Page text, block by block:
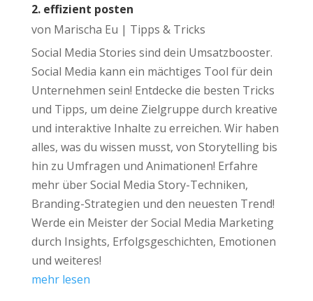
2. effizient posten
von Marischa Eu | Tipps & Tricks
Social Media Stories sind dein Umsatzbooster.
Social Media kann ein mächtiges Tool für dein
Unternehmen sein! Entdecke die besten Tricks
und Tipps, um deine Zielgruppe durch kreative
und interaktive Inhalte zu erreichen. Wir haben
alles, was du wissen musst, von Storytelling bis
hin zu Umfragen und Animationen! Erfahre
mehr über Social Media Story-Techniken,
Branding-Strategien und den neuesten Trend!
Werde ein Meister der Social Media Marketing
durch Insights, Erfolgsgeschichten, Emotionen
und weiteres!
mehr lesen